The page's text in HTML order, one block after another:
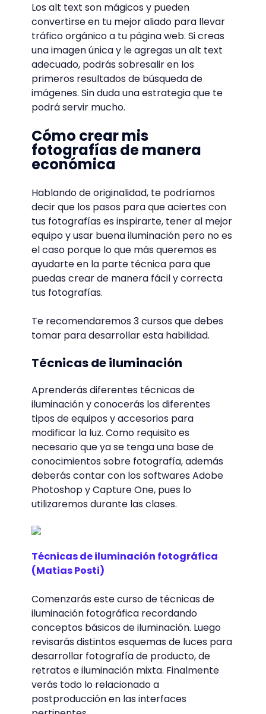
Los alt text son mágicos y pueden
convertirse en tu mejor aliado para llevar
tráfico orgánico a tu página web. Si creas
una imagen única y le agregas un alt text
adecuado, podrás sobresalir en los
primeros resultados de búsqueda de
imágenes. Sin duda una estrategia que te
podrá servir mucho.
Cómo crear mis
fotografías de manera
económica
Hablando de originalidad, te podríamos
decir que los pasos para que aciertes con
tus fotografías es inspirarte, tener al mejor
equipo y usar buena iluminación pero no es
el caso porque lo que más queremos es
ayudarte en la parte técnica para que
puedas crear de manera fácil y correcta
tus fotografías.
Te recomendaremos 3 cursos que debes
tomar para desarrollar esta habilidad.
Técnicas de iluminación
Aprenderás diferentes técnicas de
iluminación y conocerás los diferentes
tipos de equipos y accesorios para
modificar la luz. Como requisito es
necesario que ya se tenga una base de
conocimientos sobre fotografía, además
deberás contar con los softwares Adobe
Photoshop y Capture One, pues lo
utilizaremos durante las clases.
Técnicas de iluminación fotográfica
(Matias Posti)
Comenzarás este curso de técnicas de
iluminación fotográfica recordando
conceptos básicos de iluminación. Luego
revisarás distintos esquemas de luces para
desarrollar fotografía de producto, de
retratos e iluminación mixta. Finalmente
verás todo lo relacionado a
postproducción en las interfaces